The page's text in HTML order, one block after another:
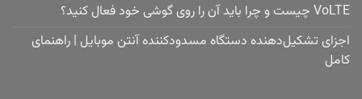
VoLTE چیست و چرا باید آن را روی گوشی خود فعال کنید؟
اجزای تشکیل‌دهنده دستگاه مسدودکننده آنتن موبایل | راهنمای
کامل